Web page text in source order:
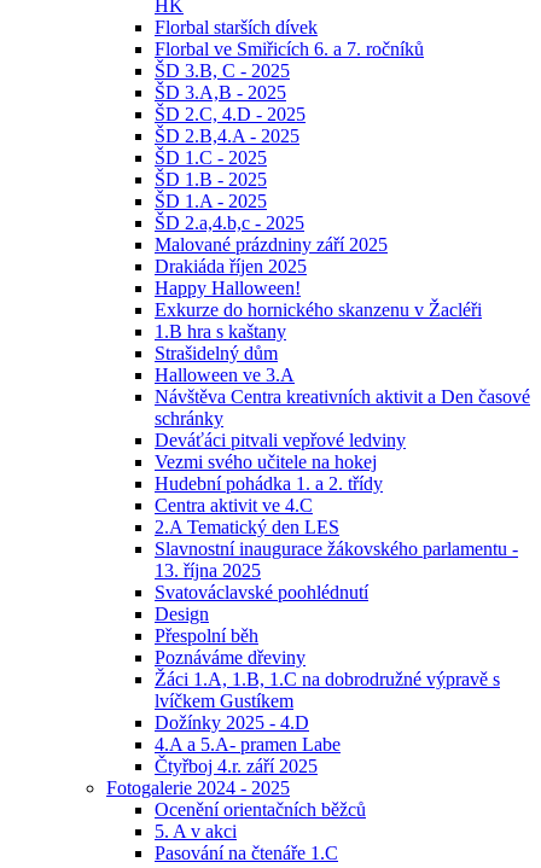
HK
Florbal starších dívek
Florbal ve Smiřicích 6. a 7. ročníků
ŠD 3.B, C - 2025
ŠD 3.A,B - 2025
ŠD 2.C, 4.D - 2025
ŠD 2.B,4.A - 2025
ŠD 1.C - 2025
ŠD 1.B - 2025
ŠD 1.A - 2025
ŠD 2.a,4.b,c - 2025
Malované prázdniny září 2025
Drakiáda říjen 2025
Happy Halloween!
Exkurze do hornického skanzenu v Žacléři
1.B hra s kaštany
Strašidelný dům
Halloween ve 3.A
Návštěva Centra kreativních aktivit a Den časové
schránky
Deváťáci pitvali vepřové ledviny
Vezmi svého učitele na hokej
Hudební pohádka 1. a 2. třídy
Centra aktivit ve 4.C
2.A Tematický den LES
Slavnostní inaugurace žákovského parlamentu -
13. října 2025
Svatováclavské poohlédnutí
Design
Přespolní běh
Poznáváme dřeviny
Žáci 1.A, 1.B, 1.C na dobrodružné výpravě s
lvíčkem Gustíkem
Dožínky 2025 - 4.D
4.A a 5.A- pramen Labe
Čtyřboj 4.r. září 2025
Fotogalerie 2024 - 2025
Ocenění orientačních běžců
5. A v akci
Pasování na čtenáře 1.C